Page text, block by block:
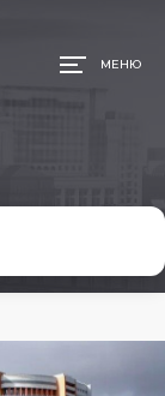
МЕНЮ